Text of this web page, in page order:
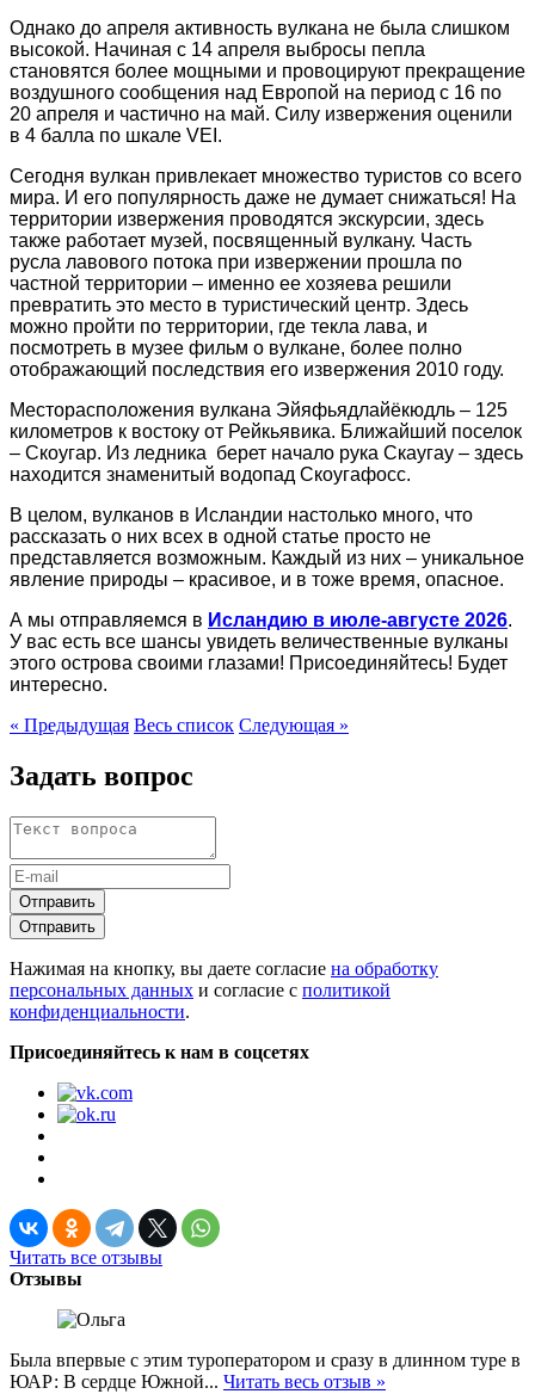
Однако до апреля активность вулкана не была слишком
высокой. Начиная с 14 апреля выбросы пепла
становятся более мощными и провоцируют прекращение
воздушного сообщения над Европой на период с 16 по
20 апреля и частично на май. Силу извержения оценили
в 4 балла по шкале VEI.
Сегодня вулкан привлекает множество туристов со всего
мира. И его популярность даже не думает снижаться! На
территории извержения проводятся экскурсии, здесь
также работает музей, посвященный вулкану. Часть
русла лавового потока при извержении прошла по
частной территории – именно ее хозяева решили
превратить это место в туристический центр. Здесь
можно пройти по территории, где текла лава, и
посмотреть в музее фильм о вулкане, более полно
отображающий последствия его извержения 2010 году.
Месторасположения вулкана Эйяфьядлайёкюдль – 125
километров к востоку от Рейкьявика. Ближайший поселок
– Скоугар. Из ледника берет начало рука Скаугау – здесь
находится знаменитый водопад Скоугафосс.
В целом, вулканов в Исландии настолько много, что
рассказать о них всех в одной статье просто не
представляется возможным. Каждый из них – уникальное
явление природы – красивое, и в тоже время, опасное.
А мы отправляемся в Исландию в июле-августе 2026.
У вас есть все шансы увидеть величественные вулканы
этого острова своими глазами! Присоединяйтесь! Будет
интересно.
« Предыдущая Весь список Следующая »
Задать вопрос
Отправить
Отправить
Нажимая на кнопку, вы даете согласие на обработку
персональных данных и согласие с политикой
конфиденциальности.
Присоединяйтесь к нам в соцсетях
Читать все отзывы
Отзывы
Была впервые с этим туроператором и сразу в длинном туре в
ЮАР: В сердце Южной... Читать весь отзыв »